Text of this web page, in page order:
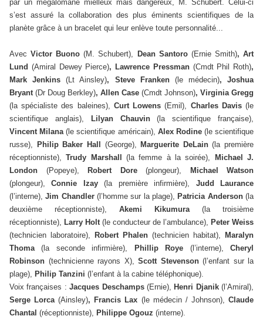
par un mégalomane mielleux mais dangereux, M. Schubert. Celui-ci
s’est assuré la collaboration des plus éminents scientifiques de la
planète grâce à un bracelet qui leur enlève toute personnalité...
AvecVictor Buono(M. Schubert), Dean Santoro (Ernie Smith), Art
Lund (Amiral Dewey Pierce), Lawrence Pressman (Cmdt Phil Roth),
Mark Jenkins(Lt Ainsley), Steve Franken (le médecin), Joshua
Bryant (Dr Doug Berkley), Allen Case (Cmdt Johnson), Virginia Gregg
(la spécialiste des baleines), Curt Lowens(Emil), Charles Davis(le
scientifique anglais),
Lilyan Chauvin(la scientifique française),
Vincent Milana(le scientifique américain), Alex Rodine (le scientifique
russe),
Philip Baker Hall (George), Marguerite DeLain(la première
réceptionniste),Trudy Marshall(la femme à la soirée),
Michael J.
London (Popeye), Robert Dore (plongeur),
Michael Watson
(plongeur),Connie Izay(la première infirmière), Judd Laurance
(l’interne),Jim Chandler(l’homme sur la plage), Patricia Anderson(la
deuxième réceptionniste), Akemi Kikumura (la troisième
réceptionniste), Larry Holt (le conducteur de l’ambulance), Peter Weiss
(technicien laboratoire),
Robert Phalen (technicien habitat),
Maralyn
Thoma(la seconde infirmière), Phillip Roye (l’interne),Cheryl
Robinson (technicienne rayons X), Scott Stevenson (l’enfant sur la
plage), Philip Tanzini (l’enfant à la cabine téléphonique).
Voix françaises :Jacques Deschamps (Ernie), Henri Djanik (l’Amiral),
Serge Lorca(Ainsley), Francis Lax (le médecin / Johnson),Claude
Chantal (réceptionniste), Philippe Ogouz (interne).